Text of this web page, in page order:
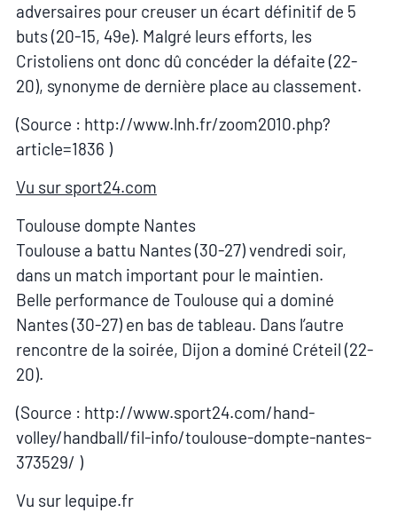
adversaires pour creuser un écart définitif de 5
buts (20-15, 49e). Malgré leurs efforts, les
Cristoliens ont donc dû concéder la défaite (22-
20), synonyme de dernière place au classement.
(Source : http://www.lnh.fr/zoom2010.php?
article=1836 )
Vu sur sport24.com
Toulouse dompte Nantes
Toulouse a battu Nantes (30-27) vendredi soir,
dans un match important pour le maintien.
Belle performance de Toulouse qui a dominé
Nantes (30-27) en bas de tableau. Dans l’autre
rencontre de la soirée, Dijon a dominé Créteil (22-
20).
(Source : http://www.sport24.com/hand-
volley/handball/fil-info/toulouse-dompte-nantes-
373529/ )
Vu sur lequipe.fr